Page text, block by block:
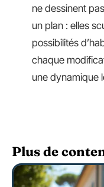
ne dessinent
un plan : elles
possibilités
chaque
une dynamique
Plus de